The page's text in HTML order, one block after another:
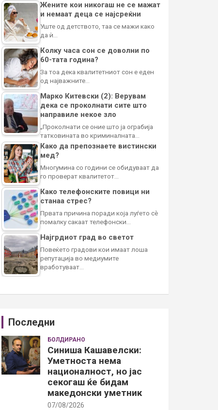
Жените кои никогаш не се мажат
и немаат деца се најсреќни
Уште од детството, таа се мажи како
да ѝ…
Колку часа сон се доволни по
60-тата година?
За тоа дека квалитетниот сон е еден
од најважните…
Марко Китевски (2): Верувам
дека се проколнати сите што
направиле некое зло
„Проколнати се оние што ја ограбија
татковината во криминалната…
Како да препознаете вистински
мед?
Многумина со години се обидуваат да
го проверат квалитетот…
Како телефонските повици ни
станаа стрес?
Првата причина поради која луѓето сè
помалку сакаат телефонски…
Најгрдиот град во светот
Повеќето градови кои имаат лоша
репутација во медиумите
вработуваат…
Последни
БОЛДИРАНО
Синиша Кашавелски:
Уметноста нема
националност, но јас
секогаш ќе бидам
македонски уметник
07/08/2026